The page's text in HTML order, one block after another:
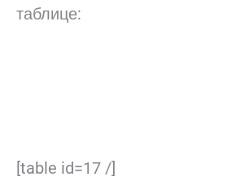
таблице:
[table id=17 /]